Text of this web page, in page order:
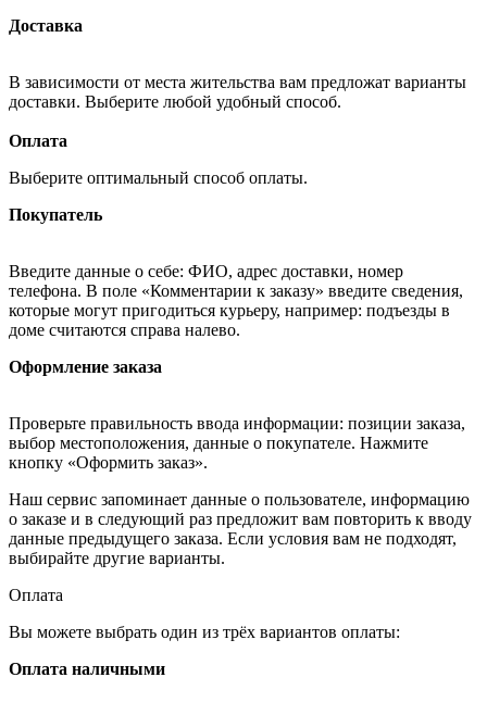
Доставка
В зависимости от места жительства вам предложат варианты
доставки. Выберите любой удобный способ.
Оплата
Выберите оптимальный способ оплаты.
Покупатель
Введите данные о себе: ФИО, адрес доставки, номер
телефона. В поле «Комментарии к заказу» введите сведения,
которые могут пригодиться курьеру, например: подъезды в
доме считаются справа налево.
Оформление заказа
Проверьте правильность ввода информации: позиции заказа,
выбор местоположения, данные о покупателе. Нажмите
кнопку «Оформить заказ».
Наш сервис запоминает данные о пользователе, информацию
о заказе и в следующий раз предложит вам повторить к вводу
данные предыдущего заказа. Если условия вам не подходят,
выбирайте другие варианты.
Оплата
Вы можете выбрать один из трёх вариантов оплаты:
Оплата наличными